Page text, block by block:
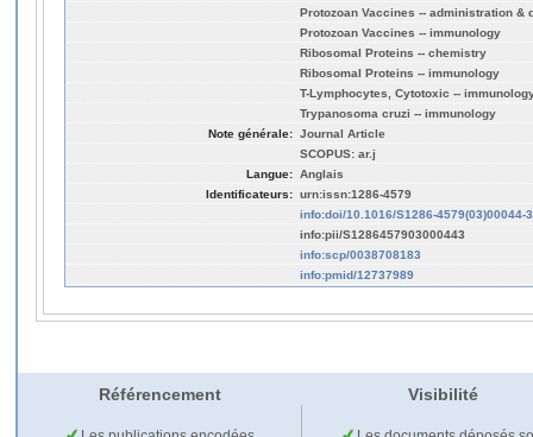
Protozoan Vaccines -- administration &
Protozoan Vaccines -- immunology
Ribosomal Proteins -- chemistry
Ribosomal Proteins -- immunology
T-Lymphocytes, Cytotoxic --
Trypanosoma cruzi -- immunology
Note générale: Journal Article
SCOPUS: ar.j
Langue: Anglais
Identificateurs: urn:issn:1286-4579
info:doi/10.1016/S1286-4579(03)00044-3
info:pii/S1286457903000443
info:scp/0038708183
info:pmid/12737989
Référencement Visibilité